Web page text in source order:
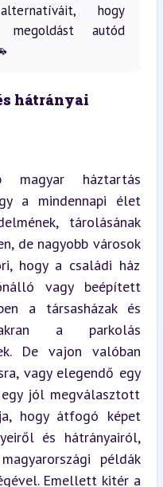
hogy
autód
hátrányai
magyar háztartás
a mindennapi élet
tárolásának
de nagyobb városok
hogy a családi ház
vagy beépített
a társasházak és
a parkolás
De vajon valóban
vagy elegendő egy
jól megválasztott
hogy átfogó képet
és hátrányairól,
mindennapi tapasztalatok, magyarországi példák
Emellett kitér a